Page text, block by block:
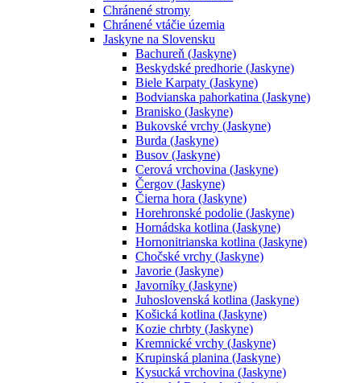
Chránené stromy
Chránené vtáčie územia
Jaskyne na Slovensku
Bachureň (Jaskyne)
Beskydské predhorie (Jaskyne)
Biele Karpaty (Jaskyne)
Bodvianska pahorkatina (Jaskyne)
Branisko (Jaskyne)
Bukovské vrchy (Jaskyne)
Burda (Jaskyne)
Busov (Jaskyne)
Cerová vrchovina (Jaskyne)
Čergov (Jaskyne)
Čierna hora (Jaskyne)
Horehronské podolie (Jaskyne)
Hornádska kotlina (Jaskyne)
Hornonitrianska kotlina (Jaskyne)
Chočské vrchy (Jaskyne)
Javorie (Jaskyne)
Javorníky (Jaskyne)
Juhoslovenská kotlina (Jaskyne)
Košická kotlina (Jaskyne)
Kozie chrbty (Jaskyne)
Kremnické vrchy (Jaskyne)
Krupinská planina (Jaskyne)
Kysucká vrchovina (Jaskyne)